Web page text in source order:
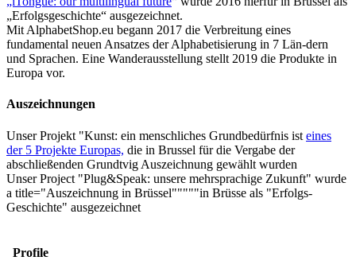
„Erfolgsgeschichte“ ausgezeichnet.
Mit AlphabetShop.eu begann 2017 die Verbreitung eines
fundamental neuen Ansatzes der Alphabetisierung in 7 Län-dern
und Sprachen. Eine Wanderausstellung stellt 2019 die Produkte in
Europa vor.
Auszeichnungen
Unser Projekt "Kunst: ein menschliches Grundbedürfnis ist eines
der 5 Projekte Europas, die in Brussel für die Vergabe der
abschließenden Grundtvig Auszeichnung gewählt wurden
Unser Project "Plug&Speak: unsere mehrsprachige Zukunft" wurde
a title="Auszeichnung in Brüssel"""""in Brüsse als "Erfolgs-
Geschichte" ausgezeichnet
Profile